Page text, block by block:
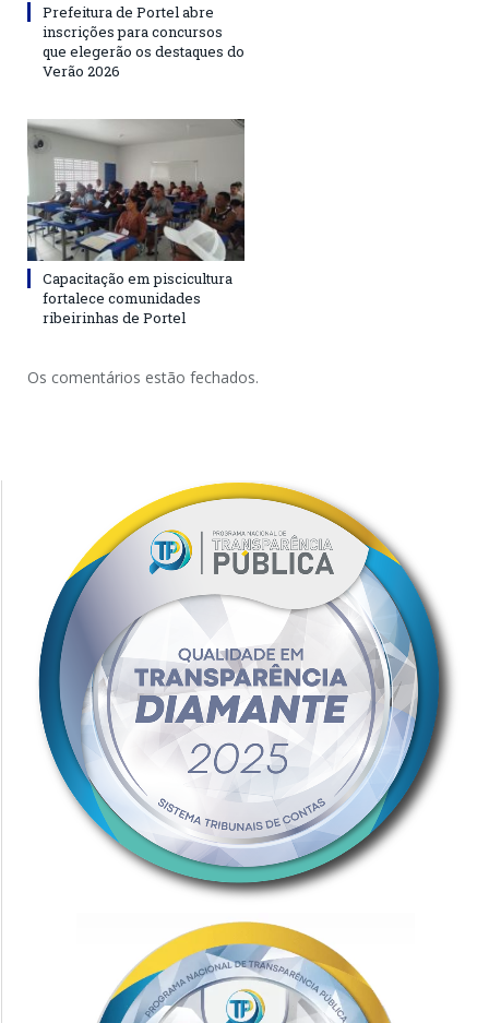
Prefeitura de Portel abre
inscrições para concursos
que elegerão os destaques do
Verão 2026
Capacitação em piscicultura
fortalece comunidades
ribeirinhas de Portel
Os comentários estão fechados.